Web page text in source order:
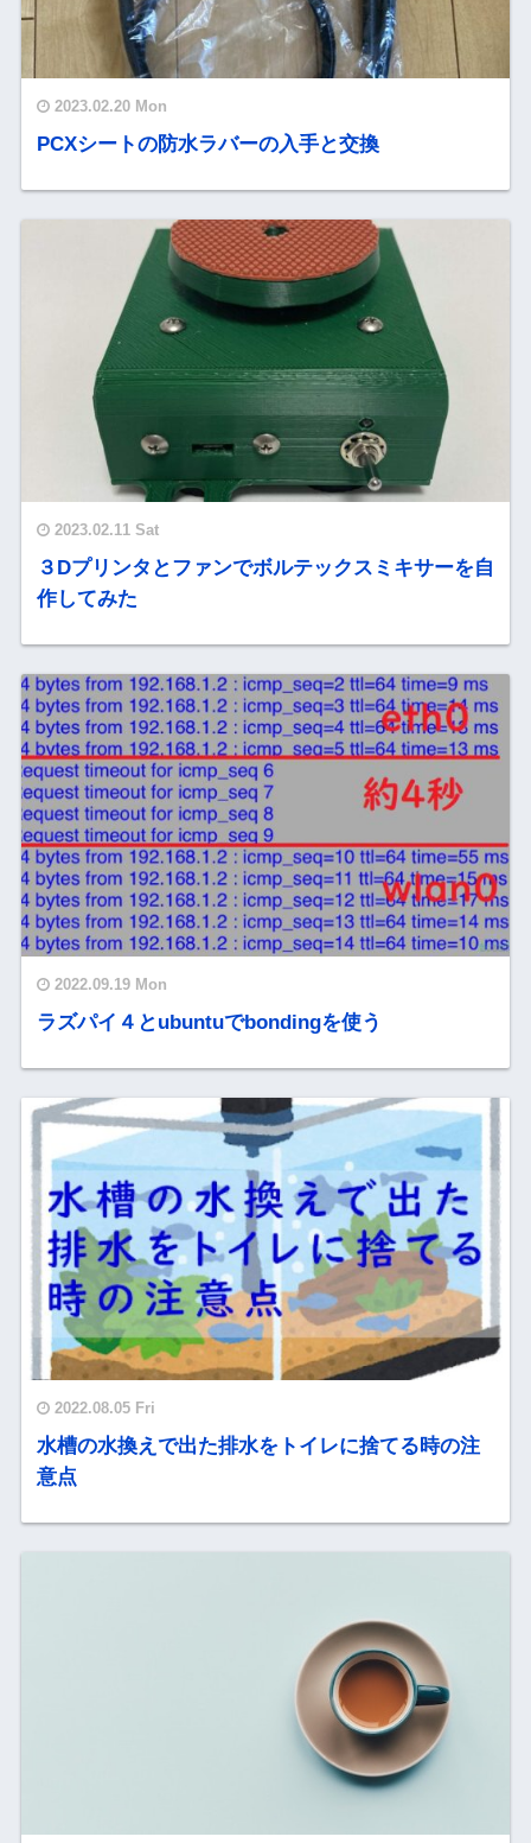
2023.02.20 Mon
PCXシートの防水ラバーの入手と交換
2023.02.11 Sat
３Dプリンタとファンでボルテックスミキサーを自
作してみた
2022.09.19 Mon
ラズパイ４とubuntuでbondingを使う
2022.08.05 Fri
水槽の水換えで出た排水をトイレに捨てる時の注
意点